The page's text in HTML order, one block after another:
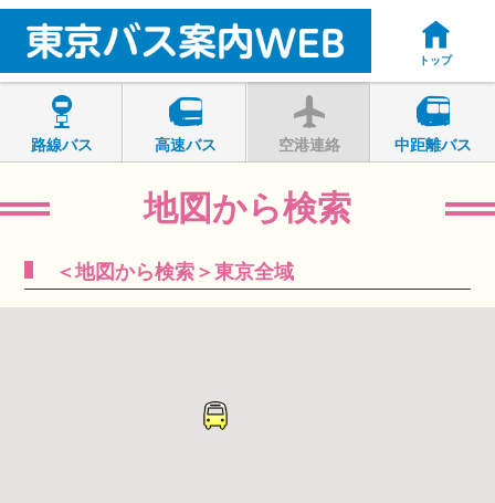
トップ
路線バス 高速バス 空港連絡 中距離バス
地図から検索
＜地図から検索＞東京全域